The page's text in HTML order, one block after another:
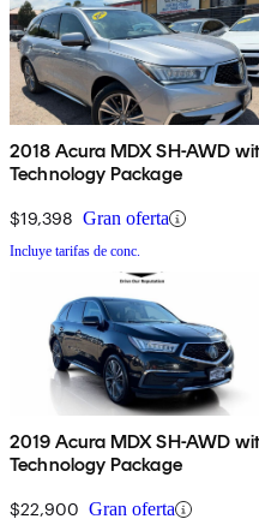
2018 Acura MDX SH-AWD
Technology Package
$19,398 Gran oferta
Incluye tarifas de conc.
2019 Acura MDX SH-AWD
Technology Package
$22,900 Gran oferta